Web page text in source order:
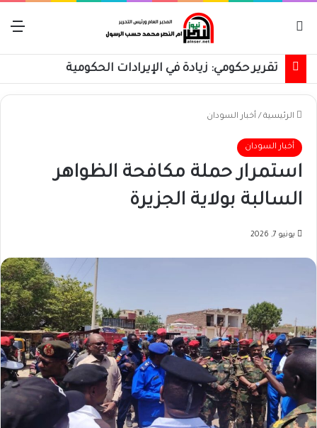
تقرير حكومي: زيادة في الإيرادات الحكومية
الرئيسية / أخبار السودان
أخبار السودان
استمرار حملة مكافحة الظواهر
السالبة بولاية الجزيرة
يونيو 7, 2026